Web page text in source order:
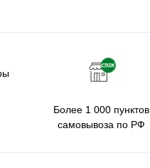
Более 1 000 пунктов
самовывоза по РФ